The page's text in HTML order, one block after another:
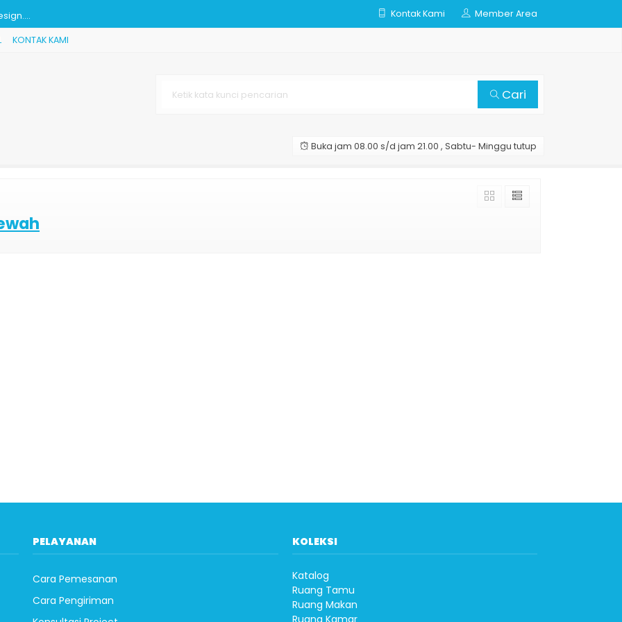
561....
Kontak Kami Member Area
KONTAK KAMI
Cari
Buka jam 08.00 s/d jam 21.00 , Sabtu- Minggu tutup
PELAYANAN
Cara Pemesanan
Cara Pengiriman
KOLEKSI
Katalog
Ruang Tamu
Ruang Makan